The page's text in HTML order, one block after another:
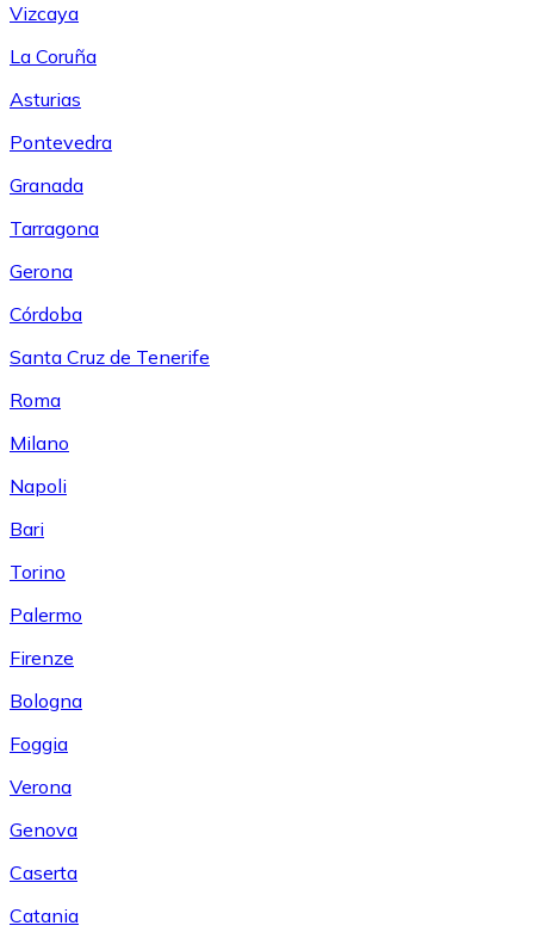
Vizcaya
La Coruña
Asturias
Pontevedra
Granada
Tarragona
Gerona
Córdoba
Santa Cruz de Tenerife
Roma
Milano
Napoli
Bari
Torino
Palermo
Firenze
Bologna
Foggia
Verona
Genova
Caserta
Catania